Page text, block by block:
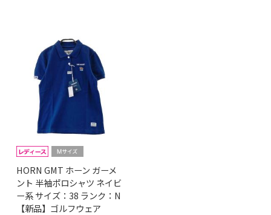
HORN GMT ホーン ガーメ
ント 半袖ポロシャツ ネイビ
ー系 サイズ：38 ランク：N
【新品】ゴルフウェア